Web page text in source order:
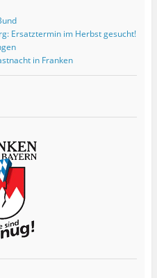
Ersatztermin im Herbst gesucht!
in Franken